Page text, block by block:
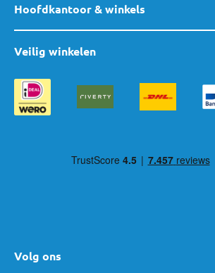
Hoofdkantoor & winkels
Volg ons
Veilig winkelen